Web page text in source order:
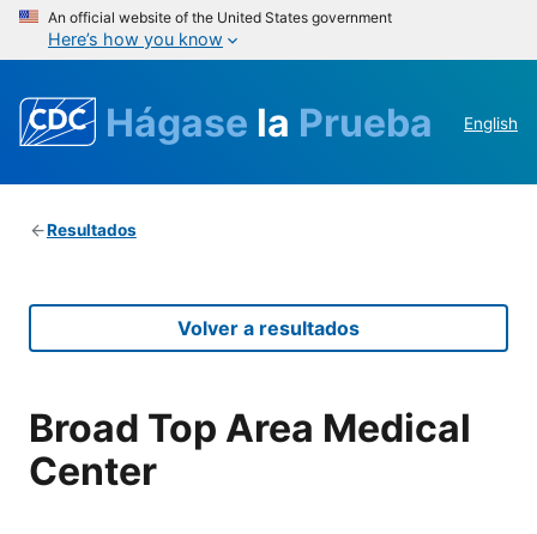
An official website of the United States government
Here’s how you know
Hágase la Prueba English
Resultados
Volver a resultados
Broad Top Area Medical
Center